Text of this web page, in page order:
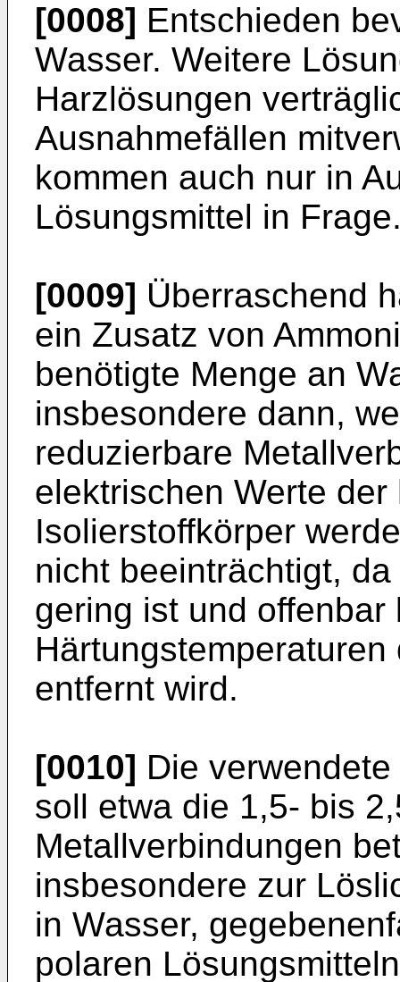
[0008] Entschieden
Wasser. Weitere
Harzlösungen
Ausnahmefällen
kommen auch nur in
Lösungsmittel in
[0009] Überraschend
ein Zusatz von
benötigte Menge an
insbesondere dann,
reduzierbare
elektrischen Werte
Isolierstoffkörper
nicht beeinträchtigt,
gering ist und
entfernt wird.
[0010] Die
soll etwa die 1,5- bis
Metallverbindungen
insbesondere zur
in Wasser,
polaren